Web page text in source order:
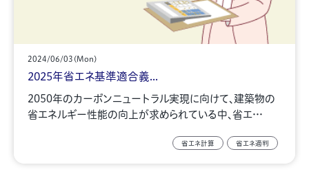
2024/06/03(Mon)
2025年省エネ基準適合義...
2050年のカーボンニュートラル実現に向けて、建築物の
省エネルギー性能の向上が求められている中、省エ…
省エネ計算 省エネ適判